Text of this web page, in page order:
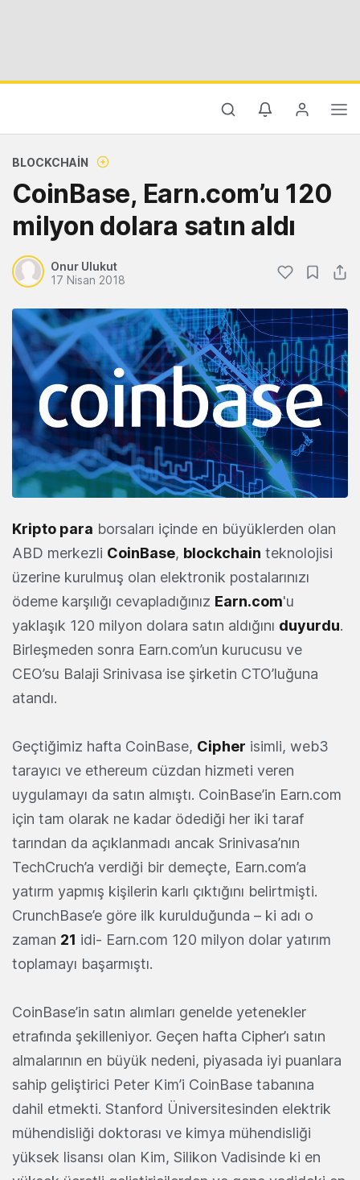
BLOCKCHAIN
CoinBase, Earn.com’u 120
milyon dolara satın aldı
Onur Ulukut
17 Nisan 2018
Kripto para borsaları içinde en büyüklerden olan
ABD merkezli CoinBase, blockchain teknolojisi
üzerine kurulmuş olan elektronik postalarınızı
ödeme karşılığı cevapladığınız Earn.com'u
yaklaşık 120 milyon dolara satın aldığını duyurdu.
Birleşmeden sonra Earn.com’un kurucusu ve
CEO’su Balaji Srinivasa ise şirketin CTO’luğuna
atandı.
Geçtiğimiz hafta CoinBase, Cipher isimli, web3
tarayıcı ve ethereum cüzdan hizmeti veren
uygulamayı da satın almıştı. CoinBase’in Earn.com
için tam olarak ne kadar ödediği her iki taraf
tarından da açıklanmadı ancak Srinivasa’nın
TechCruch’a verdiği bir demeçte, Earn.com’a
yatırm yapmış kişilerin karlı çıktığını belirtmişti.
CrunchBase’e göre ilk kurulduğunda – ki adı o
zaman 21 idi- Earn.com 120 milyon dolar yatırım
toplamayı başarmıştı.
CoinBase’in satın alımları genelde yetenekler
etrafında şekilleniyor. Geçen hafta Cipher’ı satın
almalarının en büyük nedeni, piyasada iyi puanlara
sahip geliştirici Peter Kim’i CoinBase tabanına
dahil etmekti. Stanford Üniversitesinden elektrik
mühendisliği doktorası ve kimya mühendisliği
yüksek lisansı olan Kim, Silikon Vadisinde ki en